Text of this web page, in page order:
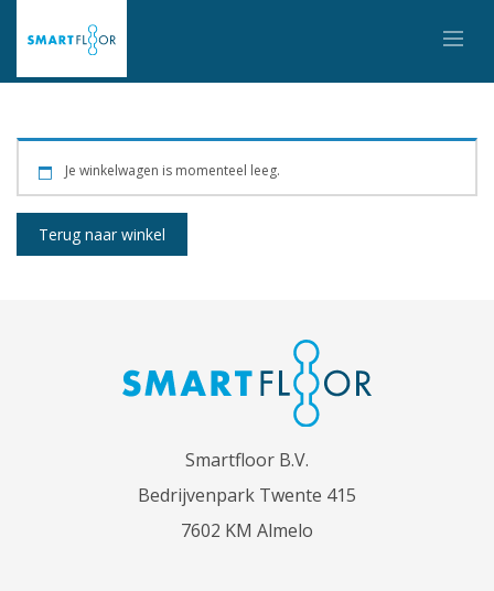
Je winkelwagen is momenteel leeg.
Terug naar winkel
Smartfloor B.V.
Bedrijvenpark Twente 415
7602 KM Almelo